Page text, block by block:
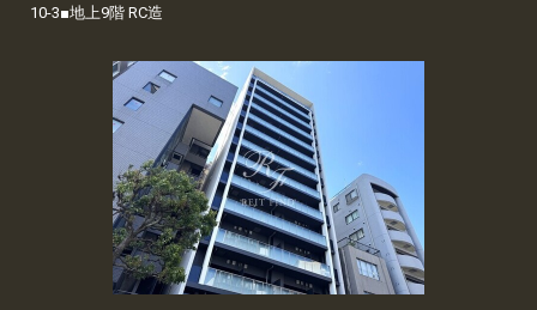
10-3■地上9階 RC造